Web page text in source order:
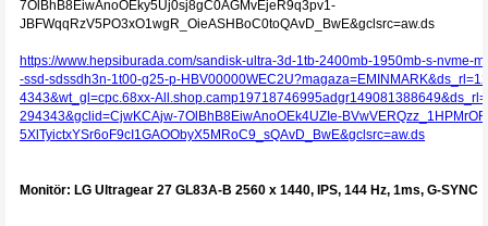
7OlBhB8EiwAnoOEky5Uj0sj8gC0AGMvEjeR9q3pv1-
JBFWqqRzV5PO3xO1wgR_OieASHBoC0toQAvD_BwE&gclsrc=aw.ds
https://www.hepsiburada.com/sandisk-ultra-3d-1tb-2400mb-1950mb-s-nvme-
-ssd-sdssdh3n-1t00-g25-p-
4343&wt_gl=cpc.68xx-
294343&gclid=CjwKCAjw-7OlBhB8EiwAnoOEk4UZIe-
5XlTyictxYSr6oF9cI1GAOObyX5MRoC9_sQAvD_BwE&gclsrc=aw.ds
Monitör: LG Ultragear 27 GL83A-B 2560 x 1440, IPS, 144 Hz, 1ms, G-SYNC